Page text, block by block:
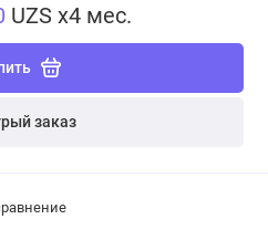
UZS x4 мес.
заказ